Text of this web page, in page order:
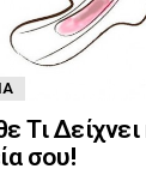
Τι
σου!